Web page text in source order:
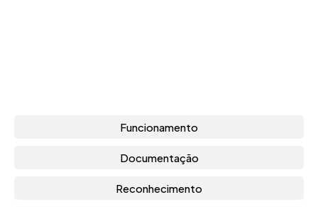
Funcionamento
Documentação
Reconhecimento